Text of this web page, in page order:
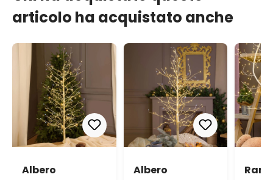
articolo ha acquistato anche
Albero
Albero